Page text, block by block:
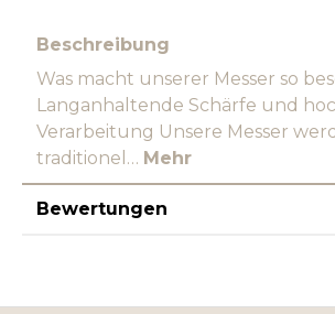
Beschreibung
Was macht unserer Messer so
Langanhaltende Schärfe und
Verarbeitung Unsere Messer
traditionel… Mehr
Bewertungen